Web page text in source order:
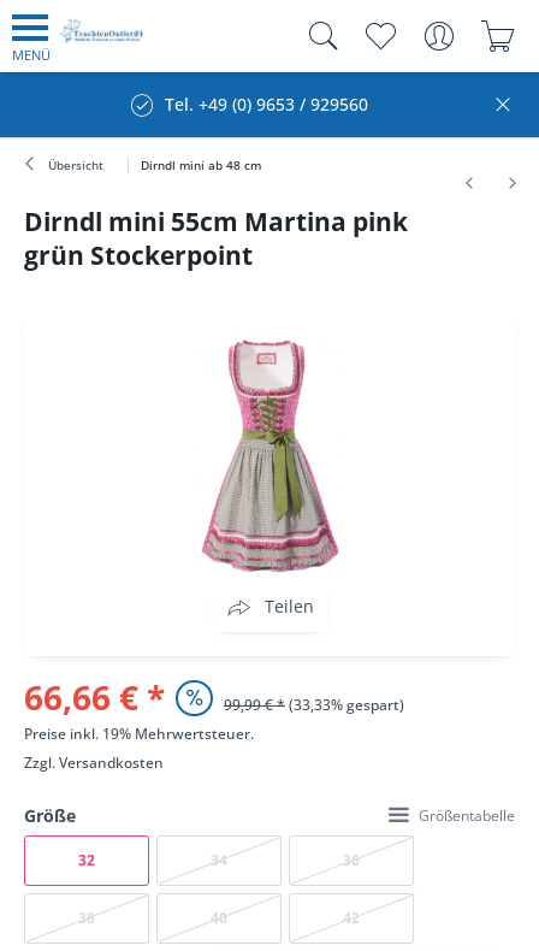
MENÜ
Tel. +49 (0) 9653 / 929560
Übersicht Dirndl mini ab 48 cm
Dirndl mini 55cm Martina pink
grün Stockerpoint
Teilen
66,66 € * 99,99 € *(33,33% gespart)
Preise inkl. 19% Mehrwertsteuer.
Zzgl.Versandkosten
Größe Größentabelle
32 34 36
38 40 42